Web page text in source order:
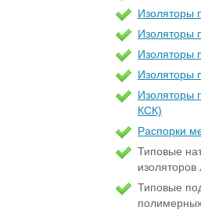
Изоляторы
Изоляторы
Изоляторы
Изоляторы
Изоляторы
КСК)
Распорки
Типовые
изоляторов
Типовые